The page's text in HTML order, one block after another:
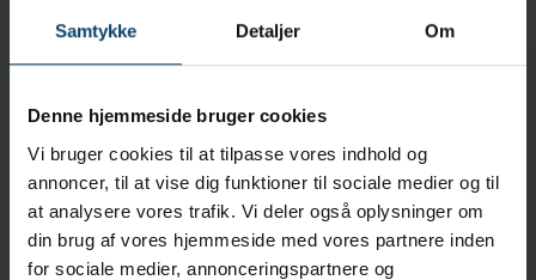
Samtykke Detaljer Om
Denne hjemmeside bruger cookies
Vi bruger cookies til at tilpasse vores indhold og
annoncer, til at vise dig funktioner til sociale medier og til
at analysere vores trafik. Vi deler også oplysninger om
din brug af vores hjemmeside med vores partnere inden
for sociale medier, annonceringspartnere og
Laboratoriekittel
Vælg Størrelse
Produktet leveres i 1 kasser á 50 stk.
Log ind for at bestille Få en pris